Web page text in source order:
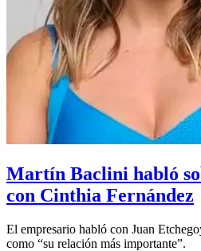
Martín Baclini habló
con Cinthia Fernández
El empresario habló con Juan
como “su relación más importante”.